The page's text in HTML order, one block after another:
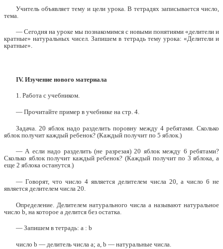
Учитель объявляет тему и цели урока. В тетрадях записывается число,
тема.
— Сегодня на уроке мы познакомимся с новыми понятиями «делители и
кратные» натуральных чисел. Запишем в тетрадь тему урока: «Делители и
кратные».
IV. Изучение нового материала
1. Работа с учебником.
— Прочитайте пример в учебнике на стр. 4.
Задача. 20 яблок надо разделить поровну между 4 ребятами. Сколько
яблок получит каждый ребенок? (Каждый получит по 5 яблок.)
— А если надо разделить (не разрезая) 20 яблок между 6 ребятами?
Сколько яблок получит каждый ребенок? (Каждый получит по 3 яблока, а
еще 2 яблока останутся.)
— Говорят, что число 4 является делителем числа 20, а число 6 не
является делителем числа 20.
Определение. Делителем натурального числа а называют натуральное
число b, на которое а делится без остатка.
— Запишем в тетрадь: а : b
число b — делитель числа а; а, b — натуральные числа.